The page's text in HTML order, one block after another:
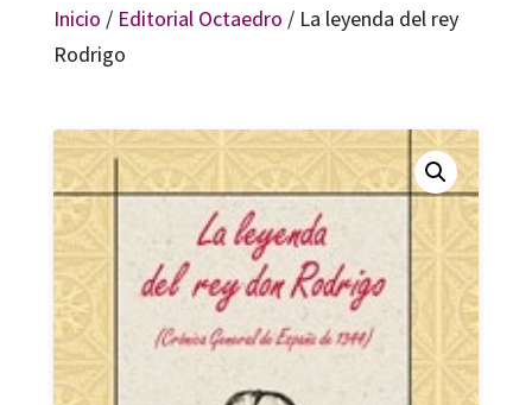
Inicio / Editorial Octaedro / La leyenda del rey
Rodrigo